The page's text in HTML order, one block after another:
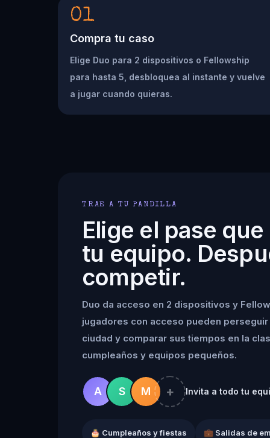
01
Compra tu caso
Elige Duo para 2 dispositivos o Fellowship
para hasta 5, desbloquea al instante y vuelve
a jugar cuando quieras.
TRAE A TU PANDILLA
Elige el pase
tu equipo.
competir.
Duo da acceso en 2 dispositivos y
jugadores con acceso pueden
ciudad y comparar sus tiempos en la
cumpleaños y equipos pequeños.
A S M + Invita a todo tu
🎂 Cumpleaños y fiestas 💼 Salidas de